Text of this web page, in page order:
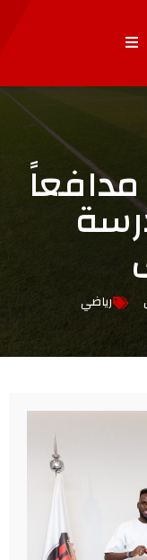
رياضي